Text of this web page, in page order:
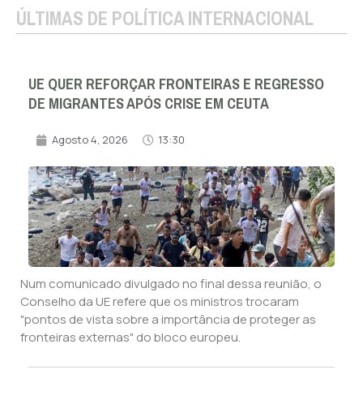
ÚLTIMAS DE POLÍTICA INTERNACIONAL
UE QUER REFORÇAR FRONTEIRAS E REGRESSO
DE MIGRANTES APÓS CRISE EM CEUTA
Agosto 4, 2026 13:30
Num comunicado divulgado no final dessa reunião, o
Conselho da UE refere que os ministros trocaram
"pontos de vista sobre a importância de proteger as
fronteiras externas" do bloco europeu.